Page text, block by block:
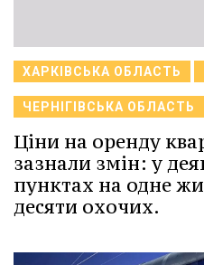
ХАРКІВСЬКА ОБЛАСТЬ
ЧЕРНІГІВСЬКА ОБЛАСТЬ
Ціни на оренду
зазнали змін: у
пунктах на одне
десяти охочих.